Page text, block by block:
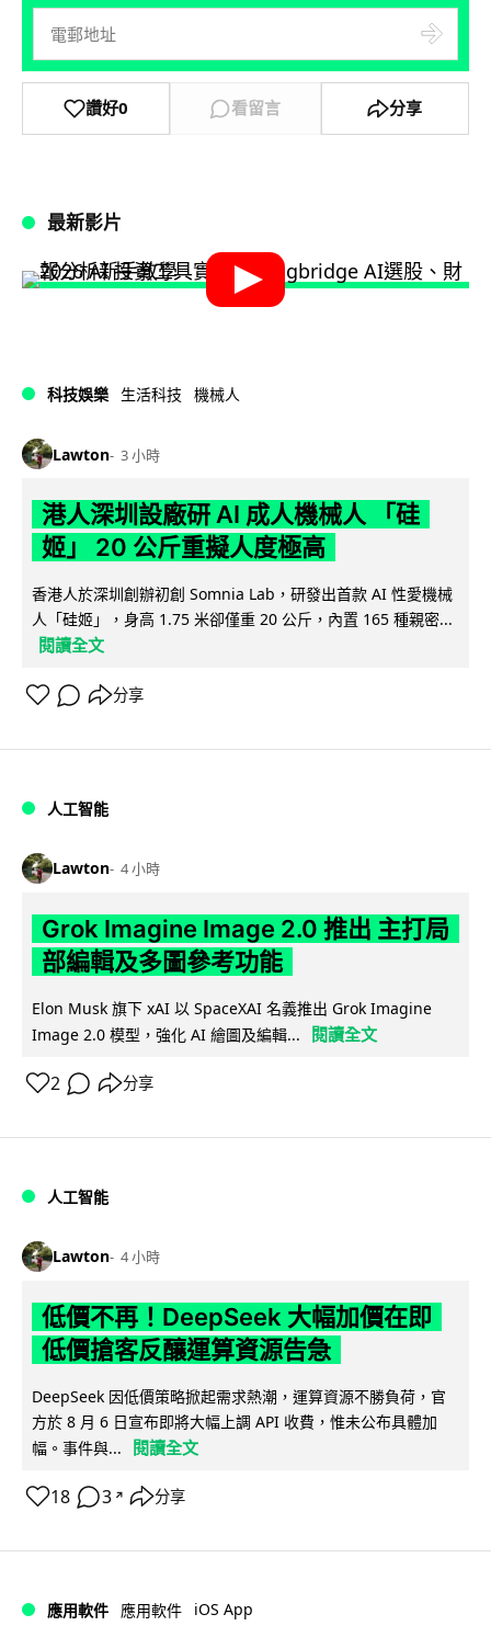
讚好0 看留言 分享
最新影片
科技娛樂 生活科技 機械人
Lawton 3 小時
港人深圳設廠研 AI 成人機械人 「硅
姬」 20 公斤重擬人度極高
香港人於深圳創辦初創 Somnia Lab，研發出首款 AI 性愛機械
人「硅姬」，身高 1.75 米卻僅重 20 公斤，內置 165 種親密...
閱讀全文
分享
人工智能
Lawton 4 小時
Grok Imagine Image 2.0 推出 主打局
部編輯及多圖參考功能
Elon Musk 旗下 xAI 以 SpaceXAI 名義推出 Grok Imagine
Image 2.0 模型，強化 AI 繪圖及編輯...
閱讀全文
2 分享
人工智能
Lawton 4 小時
低價不再！DeepSeek 大幅加價在即
低價搶客反釀運算資源告急
DeepSeek 因低價策略掀起需求熱潮，運算資源不勝負荷，官
方於 8 月 6 日宣布即將大幅上調 API 收費，惟未公布具體加
幅。事件與...
閱讀全文
18 3 ↗ 分享
應用軟件 應用軟件 iOS App